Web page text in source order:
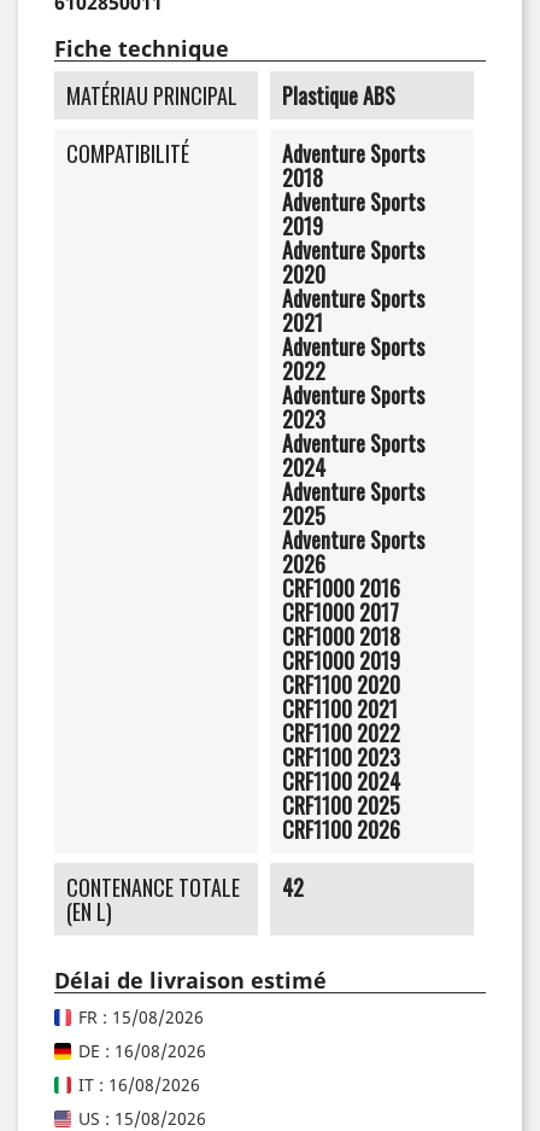
Fiche technique
MATÉRIAU PRINCIPAL
Plastique ABS
COMPATIBILITÉ
Adventure Sports
2018
Adventure Sports
2019
Adventure Sports
2020
Adventure Sports
2021
Adventure Sports
2022
Adventure Sports
2023
Adventure Sports
2024
Adventure Sports
2025
Adventure Sports
2026
CRF1000 2016
CRF1000 2017
CRF1000 2018
CRF1000 2019
CRF1100 2020
CRF1100 2021
CRF1100 2022
CRF1100 2023
CRF1100 2024
CRF1100 2025
CRF1100 2026
CONTENANCE TOTALE
(EN L)
42
Délai de livraison estimé
FR : 15/08/2026
DE : 16/08/2026
IT : 16/08/2026
US : 15/08/2026